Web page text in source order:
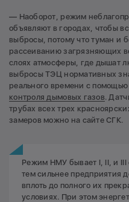
— Наоборот, режим
объявляют в городах, чтобы
выбросы, потому что туман и
рассеиванию загрязняющих
слоях атмосферы, где дышат
выбросы ТЭЦ нормативных
реального времени с
контроля дымовых газов.
трубах всех трех
замеров можно на сайте СГК.
Режим НМУ бывает I, II, и
тем сильнее предприятия
вплоть до полного их
условиях. При этом